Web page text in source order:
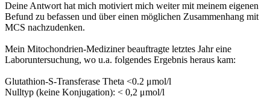
Deine Antwort hat mich motiviert mich weiter mit meinem eigenen
Befund zu befassen und über einen möglichen Zusammenhang mit
MCS nachzudenken.
Mein Mitochondrien-Mediziner beauftragte letztes Jahr eine
Laboruntersuchung, wo u.a. folgendes Ergebnis heraus kam:
Glutathion-S-Transferase Theta <0.2 μmol/l
Nulltyp (keine Konjugation): < 0,2 μmol/l